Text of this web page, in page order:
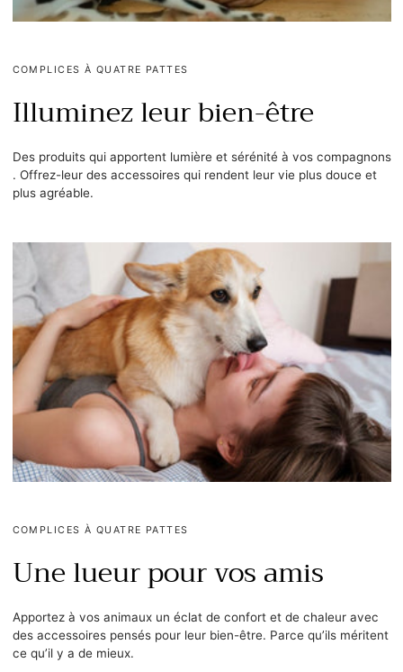
COMPLICES À QUATRE PATTES
Illuminez leur bien-être
Des produits qui apportent lumière et sérénité à vos compagnons
. Offrez-leur des accessoires qui rendent leur vie plus douce et
plus agréable.
COMPLICES À QUATRE PATTES
Une lueur pour vos amis
Apportez à vos animaux un éclat de confort et de chaleur avec
des accessoires pensés pour leur bien-être. Parce qu’ils méritent
ce qu’il y a de mieux.